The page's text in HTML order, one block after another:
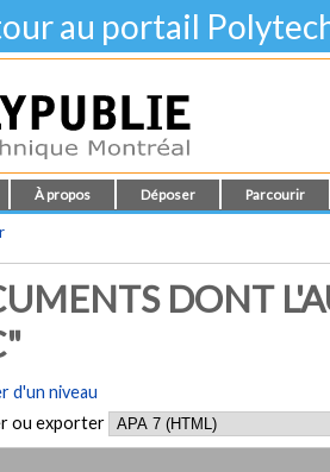
au portail
À propos Déposer Parcourir
DONT
d'un niveau
ou exporter